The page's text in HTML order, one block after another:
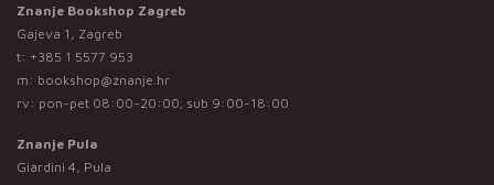
Znanje Bookshop Zagreb
Gajeva 1, Zagreb
t: +385 1 5577 953
m: bookshop@znanje.hr
rv: pon-pet 08:00-20:00; sub 9:00-18:00
Znanje Pula
Giardini 4, Pula